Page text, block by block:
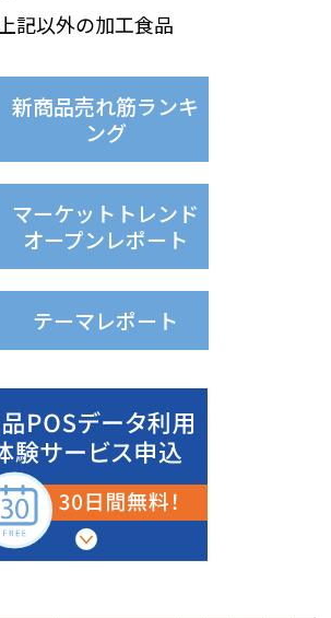
以外の加工食品
新商品売れ筋ランキ
ング
マーケットトレンド
オープンレポート
テーマレポート